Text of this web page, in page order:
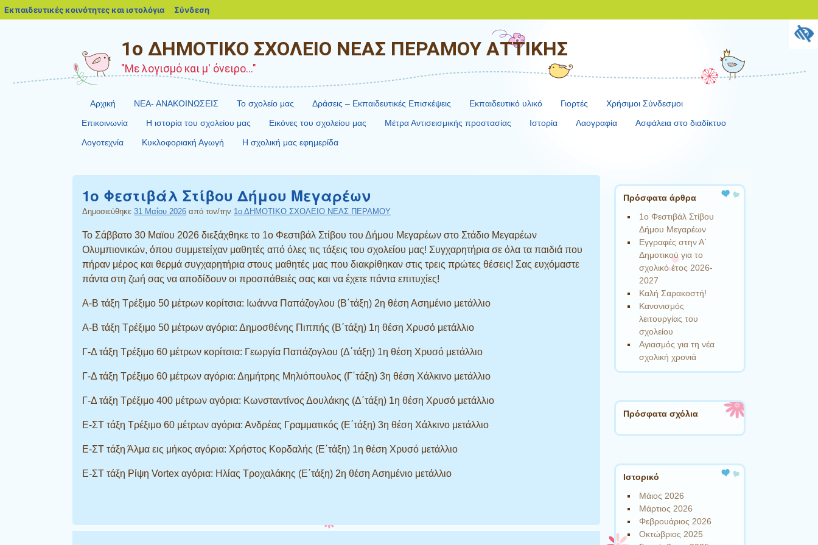
1ο ΔΗΜΟΤΙΚΟ ΣΧΟΛΕΙΟ ΝΕΑΣ ΠΕΡΑΜΟΥ ΑΤΤΙΚΗΣ
"Με λογισμό και μ' όνειρο..."
Αρχική ΝΕΑ- ΑΝΑΚΟΙΝΩΣΕΙΣ Το σχολείο μας Δράσεις – Εκπαιδευτικές Επισκέψεις Εκπαιδευτικό υλικό Γιορτές
Χρήσιμοι Σύνδεσμοι
Επικοινωνία
Η ιστορία του σχολείου μας Εικόνες του σχολείου μας Μέτρα Αντισεισμικής προστασίας Ιστορία Λαογραφία
Ασφάλεια στο διαδίκτυο
Λογοτεχνία
Κυκλοφοριακή Αγωγή Η σχολική μας εφημερίδα
1ο Φεστιβάλ Στίβου Δήμου Μεγαρέων
Δημοσιεύθηκε 31 Μαΐου 2026 από τον/την 1ο ΔΗΜΟΤΙΚΟ ΣΧΟΛΕΙΟ ΝΕΑΣ ΠΕΡΑΜΟΥ
Το Σάββατο 30 Μαϊου 2026 διεξάχθηκε το 1ο Φεστιβάλ Στίβου του Δήμου Μεγαρέων στο Στάδιο Μεγαρέων
Ολυμπιονικών, όπου συμμετείχαν μαθητές από όλες τις τάξεις του σχολείου μας! Συγχαρητήρια σε όλα τα παιδιά που
πήραν μέρος και θερμά συγχαρητήρια στους μαθητές μας που διακρίθηκαν στις τρεις πρώτες θέσεις! Σας ευχόμαστε
πάντα στη ζωή σας να αποδίδουν οι προσπάθειές σας και να έχετε πάντα επιτυχίες!
Α-Β τάξη Τρέξιμο 50 μέτρων κορίτσια: Ιωάννα Παπάζογλου (Β΄τάξη) 2η θέση Ασημένιο μετάλλιο
Α-Β τάξη Τρέξιμο 50 μέτρων αγόρια: Δημοσθένης Πιππής (Β΄τάξη) 1η θέση Χρυσό μετάλλιο
Γ-Δ τάξη Τρέξιμο 60 μέτρων κορίτσια: Γεωργία Παπάζογλου (Δ΄τάξη) 1η θέση Χρυσό μετάλλιο
Γ-Δ τάξη Τρέξιμο 60 μέτρων αγόρια: Δημήτρης Μηλιόπουλος (Γ΄τάξη) 3η θέση Χάλκινο μετάλλιο
Γ-Δ τάξη Τρέξιμο 400 μέτρων αγόρια: Κωνσταντίνος Δουλάκης (Δ΄τάξη) 1η θέση Χρυσό μετάλλιο
Ε-ΣΤ τάξη Τρέξιμο 60 μέτρων αγόρια: Ανδρέας Γραμματικός (Ε΄τάξη) 3η θέση Χάλκινο μετάλλιο
Ε-ΣΤ τάξη Άλμα εις μήκος αγόρια: Χρήστος Κορδαλής (Ε΄τάξη) 1η θέση Χρυσό μετάλλιο
Ε-ΣΤ τάξη Ρίψη Vortex αγόρια: Ηλίας Τροχαλάκης (Ε΄τάξη) 2η θέση Ασημένιο μετάλλιο
Πρόσφατα άρθρα
1ο Φεστιβάλ Στίβου
Δήμου Μεγαρέων
Εγγραφές στην Α΄
Δημοτικού για το
σχολικό έτος 2026-
2027
Καλή Σαρακοστή!
Κανονισμός
λειτουργίας του
σχολείου
Αγιασμός για τη νέα
σχολική χρονιά
Πρόσφατα σχόλια
Ιστορικό
Μάιος 2026
Μάρτιος 2026
Φεβρουάριος 2026
Οκτώβριος 2025
Εκπαιδευτικές κοινότητες και ιστολόγια blogs.sch.gr
Σύνδεση